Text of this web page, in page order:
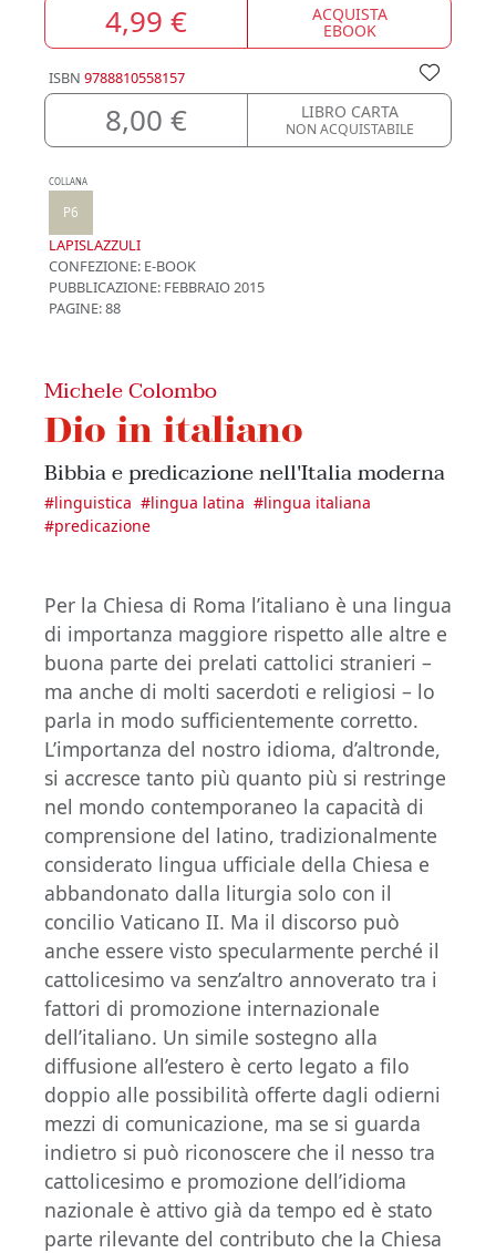
4,99 € ACQUISTA
EBOOK
ISBN 9788810558157
8,00 € LIBRO CARTA
NON ACQUISTABILE
COLLANA
P6
LAPISLAZZULI
CONFEZIONE: E-BOOK
PUBBLICAZIONE: FEBBRAIO 2015
PAGINE: 88
Michele Colombo
Dio in italiano
Bibbia e predicazione nell'Italia moderna
#linguistica #lingua latina #lingua italiana
#predicazione
Per la Chiesa di Roma l’italiano è una lingua
di importanza maggiore rispetto alle altre e
buona parte dei prelati cattolici stranieri –
ma anche di molti sacerdoti e religiosi – lo
parla in modo sufficientemente corretto.
L’importanza del nostro idioma, d’altronde,
si accresce tanto più quanto più si restringe
nel mondo contemporaneo la capacità di
comprensione del latino, tradizionalmente
considerato lingua ufficiale della Chiesa e
abbandonato dalla liturgia solo con il
concilio Vaticano II. Ma il discorso può
anche essere visto specularmente perché il
cattolicesimo va senz’altro annoverato tra i
fattori di promozione internazionale
dell’italiano. Un simile sostegno alla
diffusione all’estero è certo legato a filo
doppio alle possibilità offerte dagli odierni
mezzi di comunicazione, ma se si guarda
indietro si può riconoscere che il nesso tra
cattolicesimo e promozione dell’idioma
nazionale è attivo già da tempo ed è stato
parte rilevante del contributo che la Chiesa